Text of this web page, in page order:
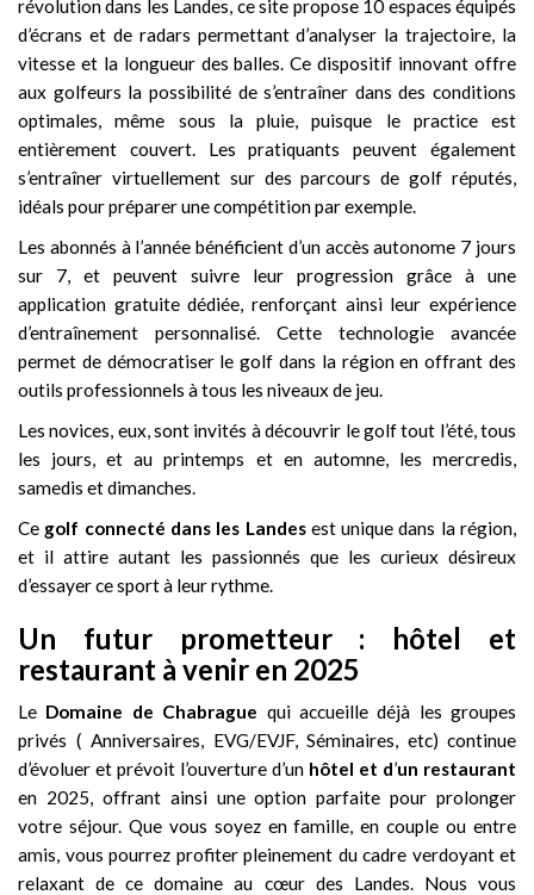
révolution dans les Landes, ce site propose 10 espaces équipés
d’écrans et de radars permettant d’analyser la trajectoire, la
vitesse et la longueur des balles. Ce dispositif innovant offre
aux golfeurs la possibilité de s’entraîner dans des conditions
optimales, même sous la pluie, puisque le practice est
entièrement couvert. Les pratiquants peuvent également
s’entraîner virtuellement sur des parcours de golf réputés,
idéals pour préparer une compétition par exemple.
Les abonnés à l’année bénéficient d’un accès autonome 7 jours
sur 7, et peuvent suivre leur progression grâce à une
application gratuite dédiée, renforçant ainsi leur expérience
d’entraînement personnalisé. Cette technologie avancée
permet de démocratiser le golf dans la région en offrant des
outils professionnels à tous les niveaux de jeu.
Les novices, eux, sont invités à découvrir le golf tout l’été, tous
les jours, et au printemps et en automne, les mercredis,
samedis et dimanches.
Ce golf connecté dans les Landesest unique dans la région,
et il attire autant les passionnés que les curieux désireux
d’essayer ce sport à leur rythme.
Un futur prometteur : hôtel et
restaurant à venir en 2025
Le Domaine de Chabrague qui accueille déjà les groupes
privés ( Anniversaires, EVG/EVJF, Séminaires, etc) continue
d’évoluer et prévoit l’ouverture d’un hôtel et d’un restaurant
en 2025, offrant ainsi une option parfaite pour prolonger
votre séjour. Que vous soyez en famille, en couple ou entre
amis, vous pourrez profiter pleinement du cadre verdoyant et
relaxant de ce domaine au cœur des Landes. Nous vous